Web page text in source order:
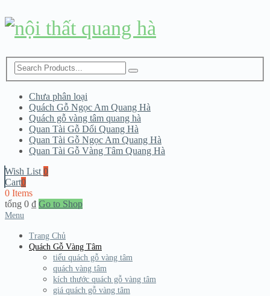
Chưa phân loại
Quách Gỗ Ngọc Am Quang Hà
Quách gỗ vàng tâm quang hà
Quan Tài Gỗ Dổi Quang Hà
Quan Tài Gỗ Ngọc Am Quang Hà
Quan Tài Gỗ Vàng Tâm Quang Hà
Wish List 0
Cart0
0 Items
tổng 0 ₫ Go to Shop
Menu
Trang Chủ
Quách Gỗ Vàng Tâm
tiểu quách gỗ vàng tâm
quách vàng tâm
kích thước quách gỗ vàng tâm
giá quách gỗ vàng tâm